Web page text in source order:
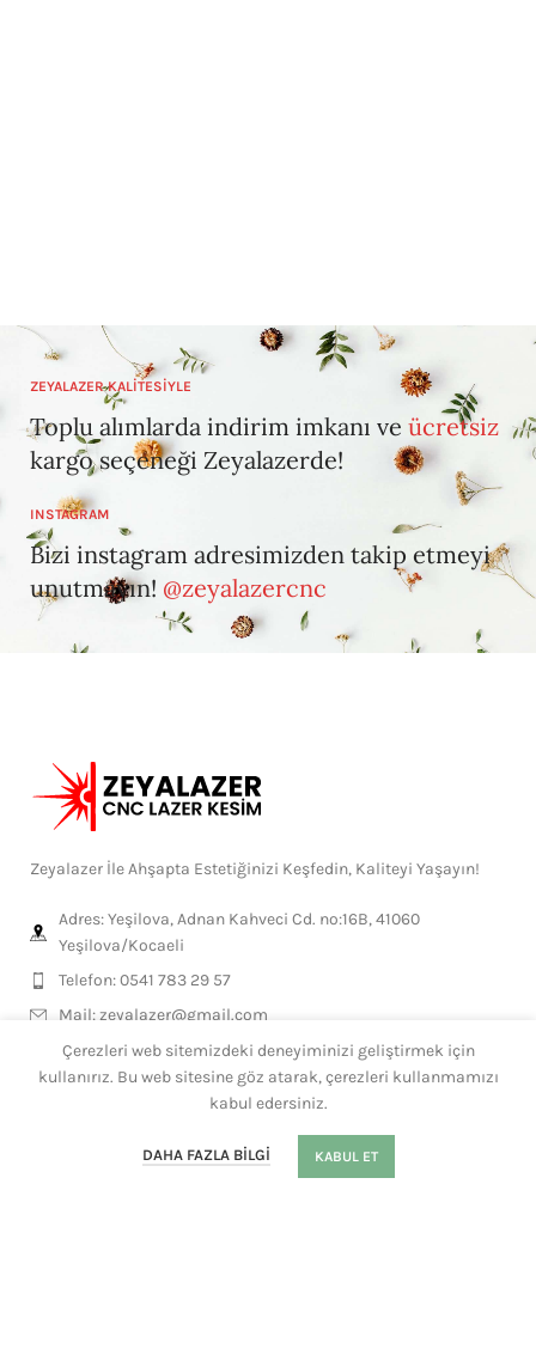
ZEYALAZER KALİTESİYLE
Toplu alımlarda indirim imkanı veücretsiz
kargo seçeneği Zeyalazerde!
INSTAGRAM
Bizi instagram adresimizden takip etmeyi
unutmayın! @zeyalazercnc
Zeyalazer İle Ahşapta Estetiğinizi Keşfedin, Kaliteyi Yaşayın!
Adres: Yeşilova, Adnan Kahveci Cd. no:16B, 41060
Yeşilova/Kocaeli
Telefon: 0541 783 29 57
Mail:zeyalazer@gmail.com
MESLEKLERE ÖZEL
GENEL ÜRÜNLER
Çerezleri web sitemizdeki deneyiminizi geliştirmek için
kullanırız. Bu web sitesine göz atarak, çerezleri kullanmamızı
kabul edersiniz.
DAHA FAZLA BILGI KABUL ET
Hesabım